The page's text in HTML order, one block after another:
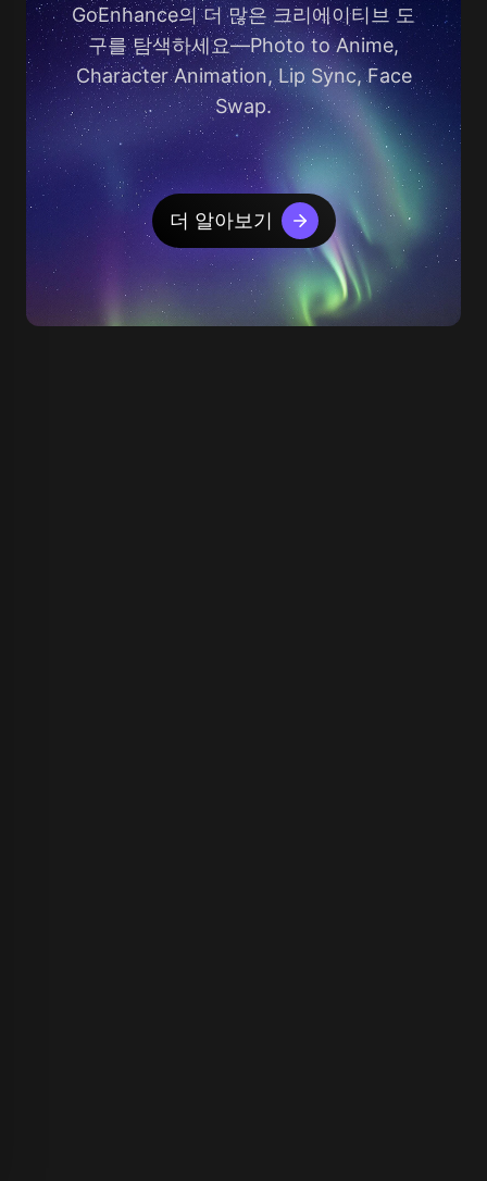
GoEnhance의 더 많은 크리에이티브 도
구를 탐색하세요—Photo to Anime,
Character Animation, Lip Sync, Face
Swap.
더 알아보기